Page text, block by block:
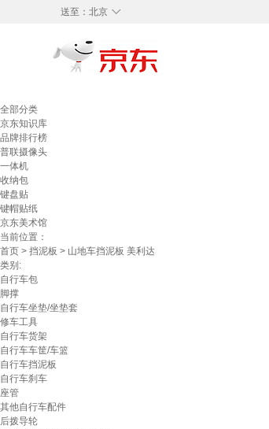
◇
送至： 北京
全部分类
京东知识库
品牌排行榜
普联摄像头
一体机
收纳包
键盘贴
键帽贴纸
京东美术馆
当前位置：
首页 > 挡泥板 > 山地车挡泥板 美利达
类别:
自行车包
脚撑
自行车坐垫/坐垫套
修车工具
自行车货架
自行车车筐/车篮
自行车挡泥板
自行车刹车
座管
其他自行车配件
后拨导轮